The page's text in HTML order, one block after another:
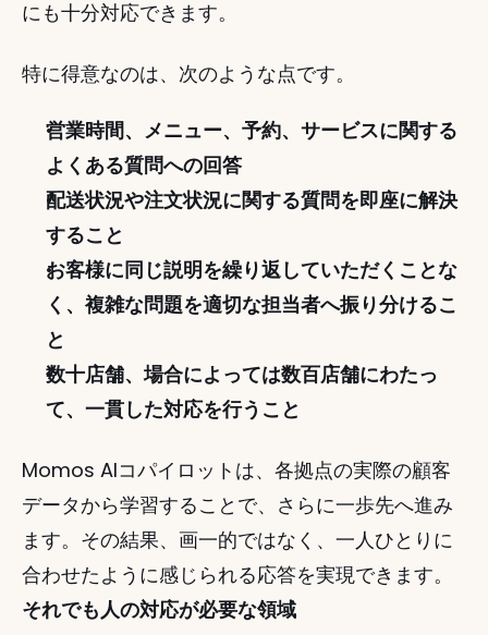
にも十分対応できます。
特に得意なのは、次のような点です。
営業時間、メニュー、予約、サービスに関する
よくある質問への回答
配送状況や注文状況に関する質問を即座に解決
すること
お客様に同じ説明を繰り返していただくことな
く、複雑な問題を適切な担当者へ振り分けるこ
と
数十店舗、場合によっては数百店舗にわたっ
て、一貫した対応を行うこと
Momos AIコパイロットは、各拠点の実際の顧客
データから学習することで、さらに一歩先へ進み
ます。その結果、画一的ではなく、一人ひとりに
合わせたように感じられる応答を実現できます。
それでも人の対応が必要な領域